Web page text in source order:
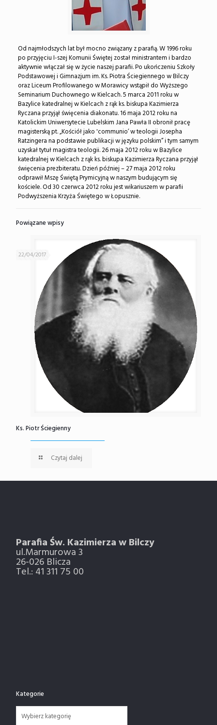
Od najmłodszych lat był mocno związany z parafią. W 1996 roku
po przyjęciu I-szej Komunii Świętej został ministrantem i bardzo
aktywnie włączał się w życie naszej parafii. Po ukończeniu Szkoły
Podstawowej i Gimnazjum im. Ks. Piotra Ściegiennego w Bilczy
oraz Liceum Profilowanego w Morawicy wstąpił do Wyższego
Seminarium Duchownego w Kielcach. 5 marca 2011 roku w
Bazylice katedralnej w Kielcach z rąk ks. biskupa Kazimierza
Ryczana przyjął święcenia diakonatu. 16 maja 2012 roku na
Katolickim Uniwersytecie Lubelskim Jana Pawła II obronił pracę
magisterską pt. „Kościół jako 'communio’ w teologii Josepha
Ratzingera na podstawie publikacji w języku polskim” i tym samym
uzyskał tytuł magistra teologii. 26 maja 2012 roku w Bazylice
katedralnej w Kielcach z rąk ks. biskupa Kazimierza Ryczana przyjął
święcenia prezbiteratu. Dzień później – 27 maja 2012 roku
odprawił Mszę Świętą Prymicyjną w naszym budującym się
kościele. Od 30 czerwca 2012 roku jest wikariuszem w parafii
Podwyższenia Krzyża Świętego w Łopusznie.
Powiązane wpisy
22/04/2017
Ks. Piotr Ściegienny
Czytaj dalej
Parafia Św. Kazimierza w Bilczy
ul.Marmurowa 3
26-026 Blicza
Tel.: 41 311 75 00
Kategorie